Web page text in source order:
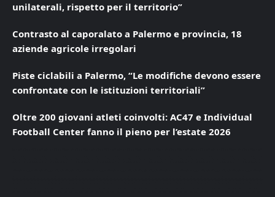
unilaterali, rispetto per il territorio”
Contrasto al caporalato a Palermo e provincia, 18
aziende agricole irregolari
Piste ciclabili a Palermo, “Le modifiche devono essere
confrontate con le istituzioni territoriali”
Oltre 200 giovani atleti coinvolti: AC47 e Individual
Football Center fanno il pieno per l’estate 2026